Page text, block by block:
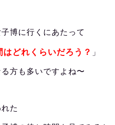
博に行くにあたって
はどれくらいだろう？ 」
方も多いですよね〜
た